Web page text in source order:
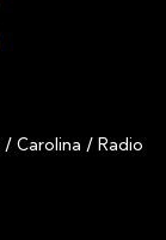
/ Carolina / Radio